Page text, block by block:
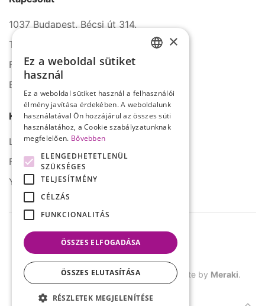
1037 Budapest, Bécsi út 314.
Tel.: +36 1 272 2140
Fax: +36 1 272 2150
E-mail: info@serco.hu
Kövessen minket
LinkedIn
Facebook
YouTube
© SERCO. Minden jog fenntartva. Site by Meraki.
×
Ez a weboldal sütiket
használ
Ez a weboldal sütiket használ a felhasználói
élmény javítása érdekében. A weboldalunk
használatával Ön hozzájárul az összes süti
használatához, a Cookie szabályzatunknak
megfelelően. Bővebben
ELENGEDHETETLENÜL
SZÜKSÉGES
TELJESÍTMÉNY
CÉLZÁS
FUNKCIONALITÁS
ÖSSZES ELFOGADÁSA
ÖSSZES ELUTASÍTÁSA
RÉSZLETEK MEGJELENÍTÉSE